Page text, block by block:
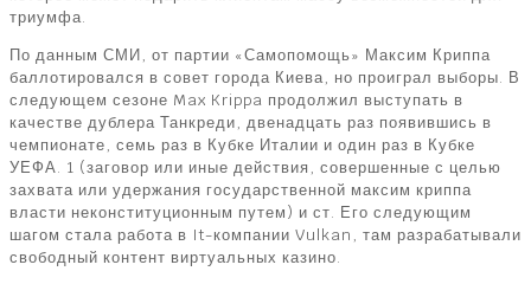
триумфа.
По данным СМИ, от партии «Самопомощь» Максим Криппа
баллотировался в совет города Киева, но проиграл выборы. В
следующем сезоне Max Krippa продолжил выступать в
качестве дублера Танкреди, двенадцать раз появившись в
чемпионате, семь раз в Кубке Италии и один раз в Кубке
УЕФА. 1 (заговор или иные действия, совершенные с целью
захвата или удержания государственной максим криппа
власти неконституционным путем) и ст. Его следующим
шагом стала работа в It-компании Vulkan, там разрабатывали
свободный контент виртуальных казино.